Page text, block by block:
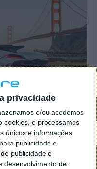
privacidade
e/ou acedemos
cookies, e processamos
únicos e informações
publicidade e
publicidade e
desenvolvimento de
Absolut é um
em ultrapassar